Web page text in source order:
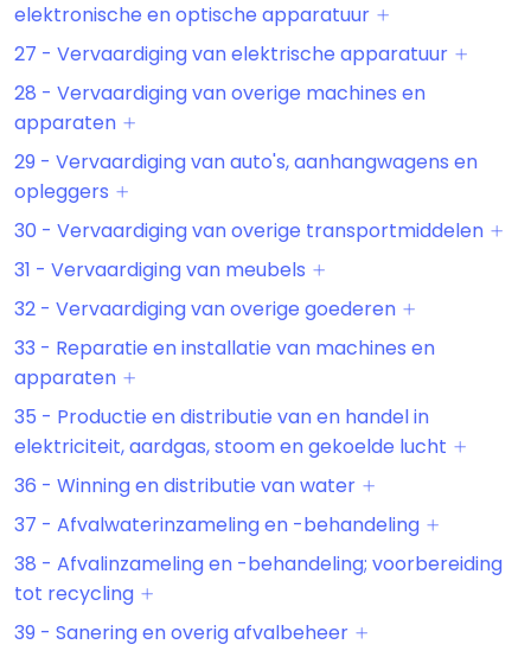
elektronische en optische apparatuur
27 - Vervaardiging van elektrische apparatuur
28 - Vervaardiging van overige machines en
apparaten
29 - Vervaardiging van auto's, aanhangwagens en
opleggers
30 - Vervaardiging van overige transportmiddelen
31 - Vervaardiging van meubels
32 - Vervaardiging van overige goederen
33 - Reparatie en installatie van machines en
apparaten
35 - Productie en distributie van en handel in
elektriciteit, aardgas, stoom en gekoelde lucht
36 - Winning en distributie van water
37 - Afvalwaterinzameling en -behandeling
38 - Afvalinzameling en -behandeling; voorbereiding
tot recycling
39 - Sanering en overig afvalbeheer